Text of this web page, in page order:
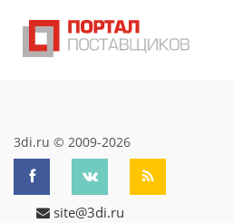
3di.ru © 2009-2026
site@3di.ru